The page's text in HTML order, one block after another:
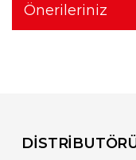
Önerileriniz